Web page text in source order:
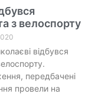
з велоспорту
відбувся
передбачені
провели на